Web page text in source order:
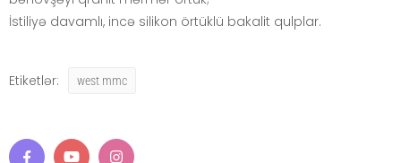
İstiliyə davamlı, incə silikon örtüklü bakalit qulplar.
Etiketlər: west mmc